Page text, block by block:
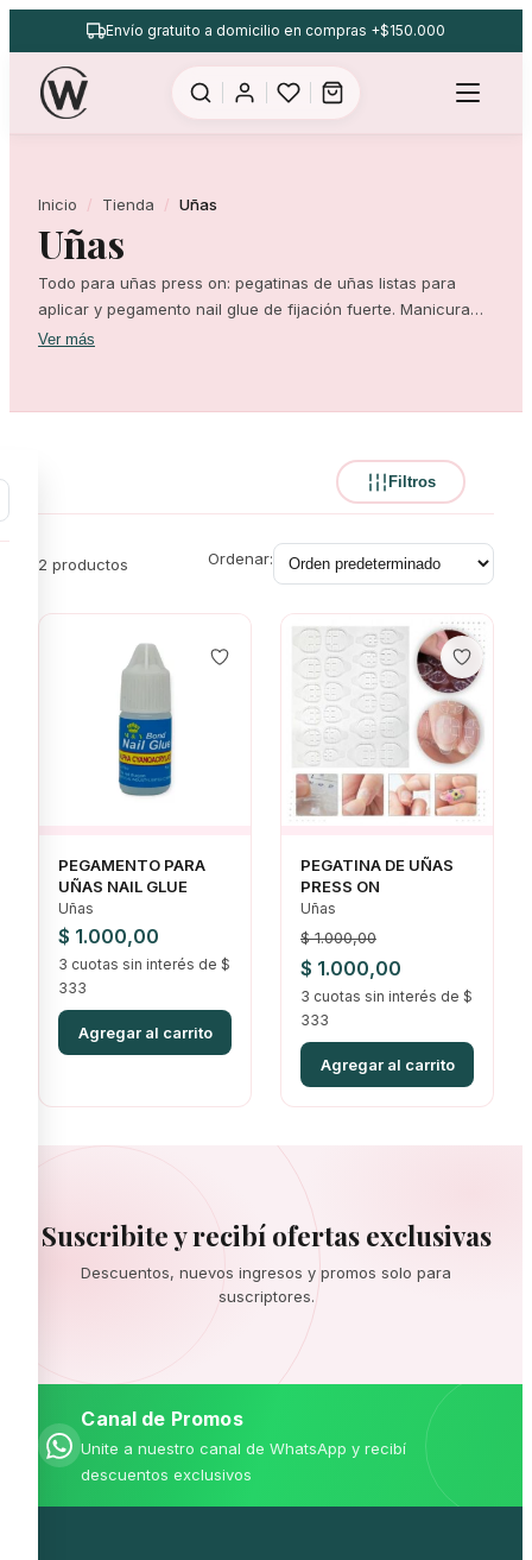
al
contenido
Envío gratuito a domicilio en compras +$150.000
Inicio Tienda Uñas
Uñas
Todo para uñas press on: pegatinas de uñas listas para
aplicar y pegamento nail glue de fijación fuerte. Manicura
instantánea sin salir de tu casa. Envío a toda Argentina en
Ver más
Filtros
2 productos Ordenar:
PEGAMENTO PARA
UÑAS NAIL GLUE
Uñas
$ 1.000,00
3 cuotas sin interés de $
333
Agregar al carrito
PEGATINA DE UÑAS
PRESS ON
Uñas
$1.000,00
El
precio
original
era:
$ 1.000,00
precio
es:
$ 1.000,00.
3 cuotas sin interés de $
333
Agregar al carrito
Suscribite y recibí ofertas exclusivas
Descuentos, nuevos ingresos y promos solo para
suscriptores.
Canal de Promos
Unite a nuestro canal de WhatsApp y recibí
descuentos exclusivos